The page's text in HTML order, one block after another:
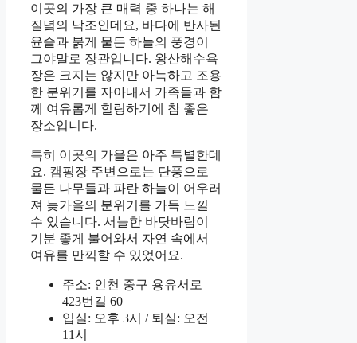
이곳의 가장 큰 매력 중 하나는 해
질녘의 낙조인데요, 바다에 반사된
윤슬과 붉게 물든 하늘의 풍경이
그야말로 장관입니다. 왕산해수욕
장은 크지는 않지만 아늑하고 조용
한 분위기를 자아내서 가족들과 함
께 여유롭게 힐링하기에 참 좋은
장소입니다.
특히 이곳의 가을은 아주 특별한데
요. 캠핑장 주변으로는 단풍으로
물든 나무들과 파란 하늘이 어우러
져 늦가을의 분위기를 가득 느낄
수 있습니다. 서늘한 바닷바람이
기분 좋게 불어와서 자연 속에서
여유를 만끽할 수 있었어요.
주소: 인천 중구 용유서로
423번길 60
입실: 오후 3시 / 퇴실: 오전
11시